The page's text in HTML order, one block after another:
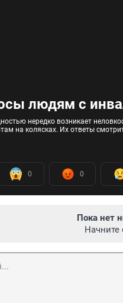
людям с
нередко возникает
на колясках. Их ответы
0 0
Пока нет